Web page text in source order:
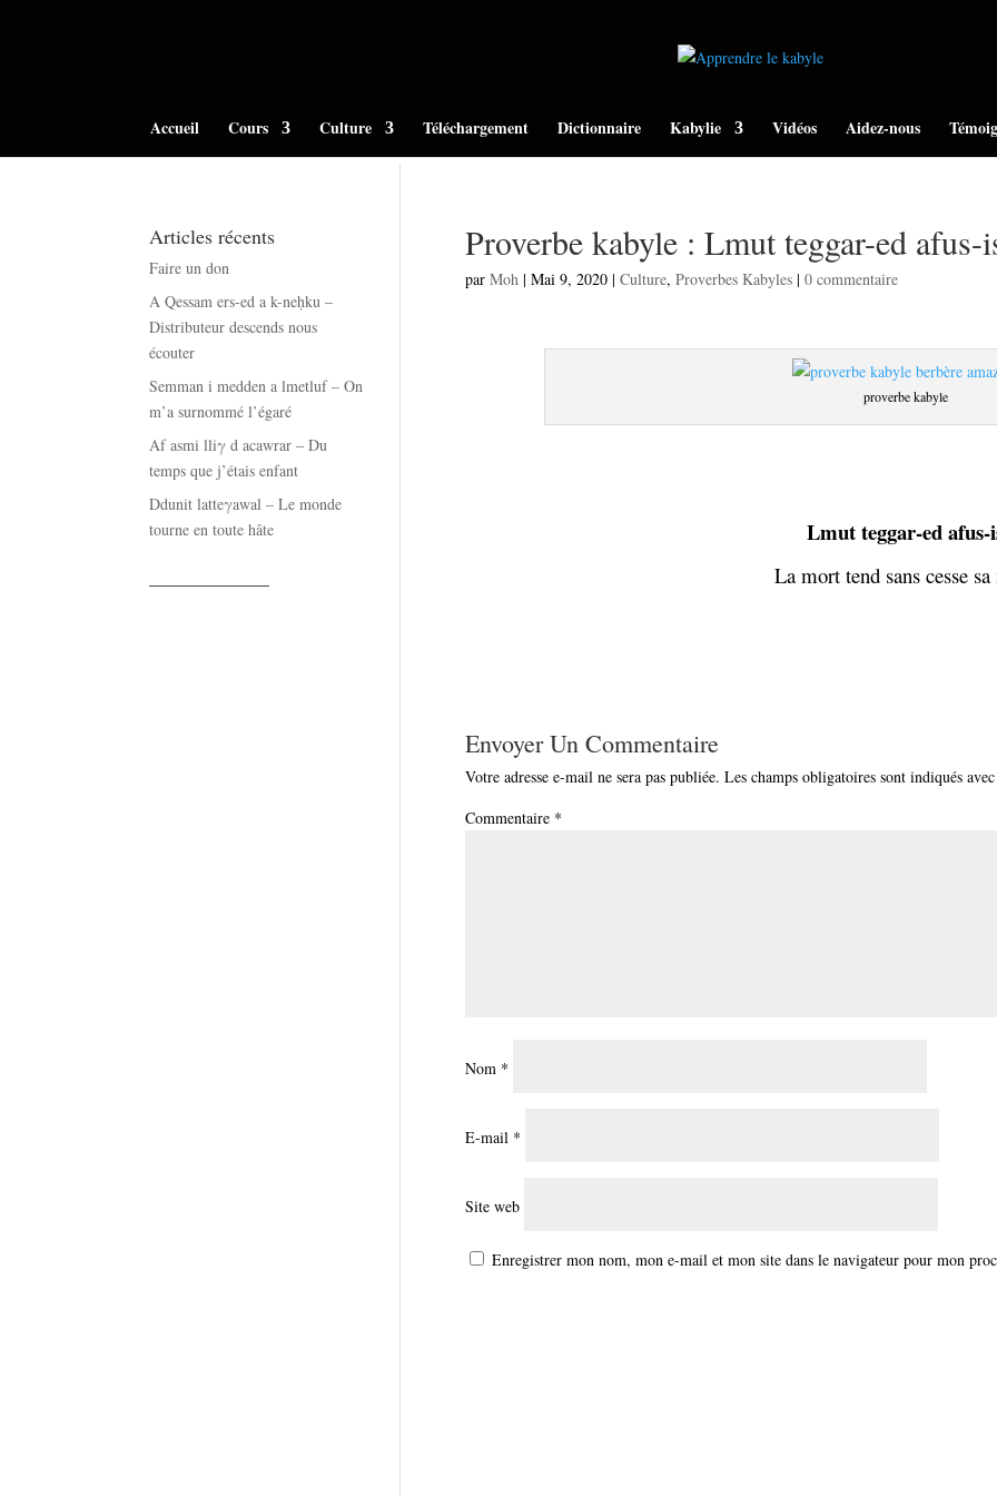
Accueil Cours Culture Téléchargement Dictionnaire Kabylie Vidéos Aidez-nous
Proverbe kabyle : Lmut teggar-ed afus-
par Moh| Mai 9, 2020| Culture, Proverbes Kabyles| 0 commentaire
proverbe kabyle
Lmut teggar-ed afus-
La mort tend sans cesse
Envoyer Un Commentaire
Votre adresse e-mail ne sera pas publiée. Les champs obligatoires sont indiqués avec
Commentaire *
Nom *
E-mail *
Site web
Enregistrer mon nom, mon e-mail et mon site dans le navigateur pour mon
Articles récents
Faire un don
A Qessam ers-ed a k-neḥku –
Distributeur descends nous
écouter
Semman i medden a lmetluf – On
m’a surnommé l’égaré
Af asmi lliγ d acawrar – Du
temps que j’étais enfant
Ddunit latteγawal – Le monde
tourne en toute hâte
——————